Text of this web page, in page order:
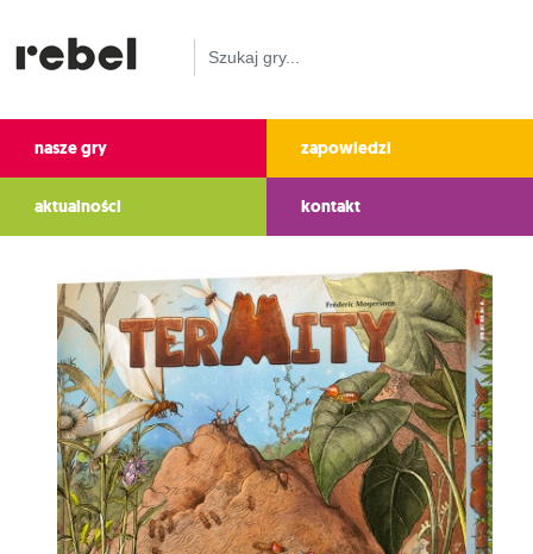
nasze gry zapowiedzi
aktualności kontakt